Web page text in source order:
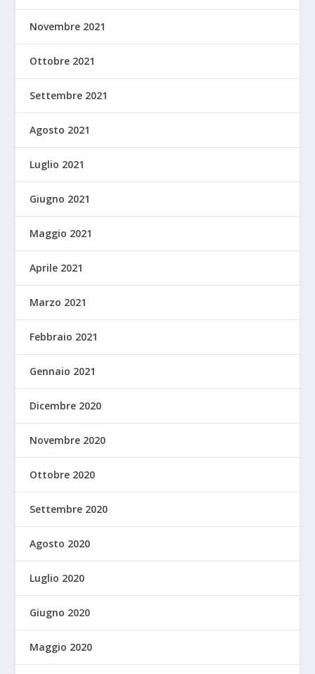
Novembre 2021
Ottobre 2021
Settembre 2021
Agosto 2021
Luglio 2021
Giugno 2021
Maggio 2021
Aprile 2021
Marzo 2021
Febbraio 2021
Gennaio 2021
Dicembre 2020
Novembre 2020
Ottobre 2020
Settembre 2020
Agosto 2020
Luglio 2020
Giugno 2020
Maggio 2020